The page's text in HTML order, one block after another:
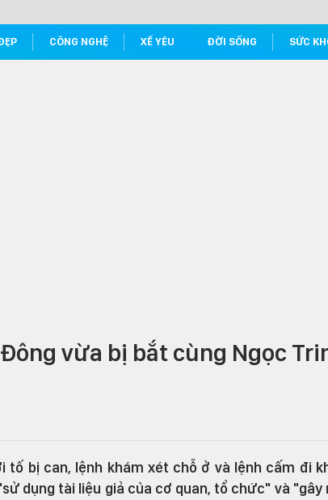
CÔNG NGHỆ XẾ YÊU ĐỜI SỐNG SỨC
vừa bị bắt cùng Ngọc
tố bị can, lệnh khám xét chỗ ở và lệnh cấm đi
dụng tài liệu giả của cơ quan, tổ chức" và "gây